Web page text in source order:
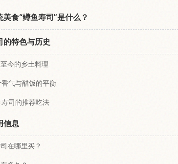
美食“鳟鱼寿司”是什么？
的特色与历史
今的乡土料理
气与醋饭的平衡
司的推荐吃法
信息
在哪里买？